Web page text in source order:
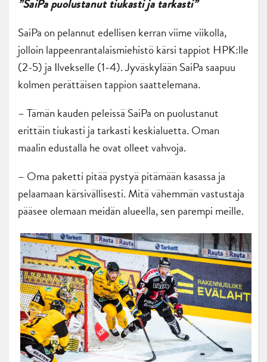
”SaiPa puolustanut tiukasti ja tarkasti”
SaiPa on pelannut edellisen kerran viime viikolla,
jolloin lappeenrantalaismiehistö kärsi tappiot HPK:lle
(2-5) ja Ilvekselle (1-4). Jyväskylään SaiPa saapuu
kolmen perättäisen tappion saattelemana.
– Tämän kauden peleissä SaiPa on puolustanut
erittäin tiukasti ja tarkasti keskialuetta. Oman
maalin edustalla he ovat olleet vahvoja.
– Oma paketti pitää pystyä pitämään kasassa ja
pelaamaan kärsivällisesti. Mitä vähemmän vastustaja
pääsee olemaan meidän alueella, sen parempi meille.